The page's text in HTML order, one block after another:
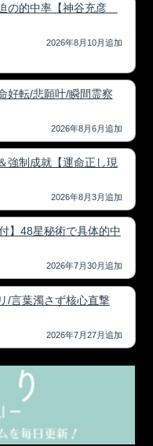
の的中率【神谷充彦
2026年8月10月追加
好転/悲願叶/瞬間霊察
2026年8月6月追加
強制成就【運命正し現
2026年8月3月追加
】48星秘術で具体的中
2026年7月30月追加
/言葉濁さず核心直撃
2026年7月27月追加